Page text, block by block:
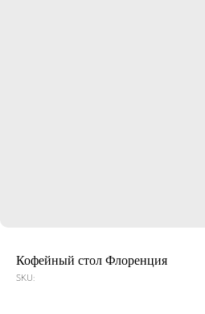
Кофейный стол Флоренция
SKU: